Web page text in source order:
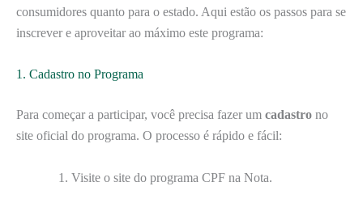
consumidores quanto para o estado. Aqui estão os passos para se
inscrever e aproveitar ao máximo este programa:
1. Cadastro no Programa
Para começar a participar, você precisa fazer um cadastro no
site oficial do programa. O processo é rápido e fácil:
Visite o site do programa CPF na Nota.